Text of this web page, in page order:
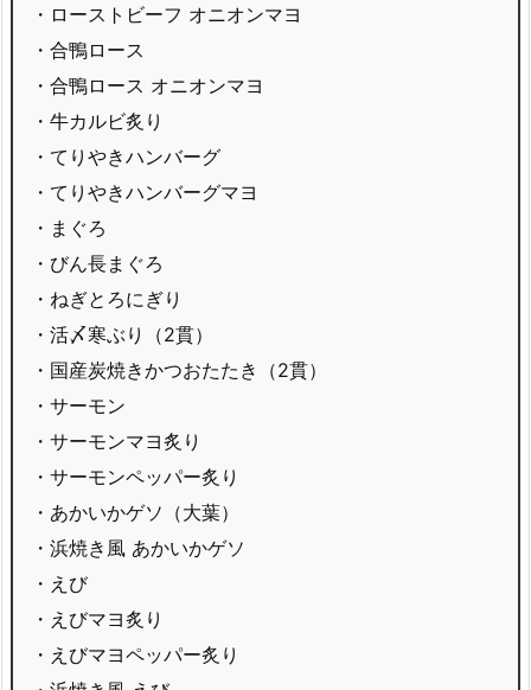
・ローストビーフ オニオンマヨ
・合鴨ロース
・合鴨ロース オニオンマヨ
・牛カルビ炙り
・てりやきハンバーグ
・てりやきハンバーグマヨ
・まぐろ
・びん長まぐろ
・ねぎとろにぎり
・活〆寒ぶり（2貫）
・国産炭焼きかつおたたき（2貫）
・サーモン
・サーモンマヨ炙り
・サーモンペッパー炙り
・あかいかゲソ（大葉）
・浜焼き風 あかいかゲソ
・えび
・えびマヨ炙り
・えびマヨペッパー炙り